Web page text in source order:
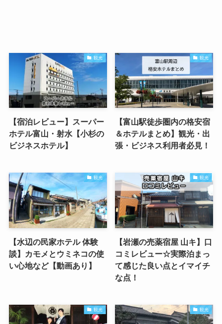
観光
【宿泊レビュー】スーパー
ホテル富山・射水【小杉の
ビジネスホテル】
観光
【富山駅徒歩圏内の格安宿
＆ホテルまとめ】観光・出
張・ビジネス利用者必見！
観光
【水辺の民家ホテル 体験
談】カモメとウミネコの使
い心地など【動画あり】
観光
【岩瀬の売薬宿屋 山キ】口
コミレビュー☆実際泊まっ
て感じた良い点とイマイチ
な点！
観光 観光